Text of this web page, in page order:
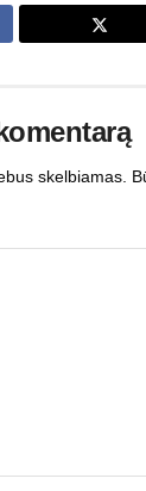
skelbiamas.